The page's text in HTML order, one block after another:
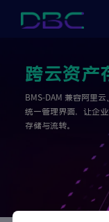
跨云资产
BMS-DAM 兼容阿里
统一管理界面，让企
存储与流转。